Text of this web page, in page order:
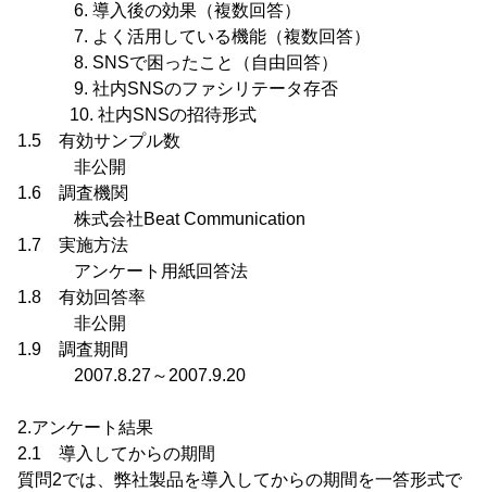
6. 導入後の効果（複数回答）
7. よく活用している機能（複数回答）
8. SNSで困ったこと（自由回答）
9. 社内SNSのファシリテータ存否
10. 社内SNSの招待形式
1.5 有効サンプル数
非公開
1.6 調査機関
株式会社Beat Communication
1.7 実施方法
アンケート用紙回答法
1.8 有効回答率
非公開
1.9 調査期間
2007.8.27～2007.9.20
2.アンケート結果
2.1 導入してからの期間
質問2では、弊社製品を導入してからの期間を一答形式で